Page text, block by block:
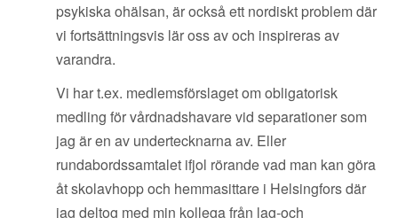
psykiska ohälsan, är också ett nordiskt problem där
vi fortsättningsvis lär oss av och inspireras av
varandra.
Vi har t.ex. medlemsförslaget om obligatorisk
medling för vårdnadshavare vid separationer som
jag är en av undertecknarna av. Eller
rundabordssamtalet ifjol rörande vad man kan göra
åt skolavhopp och hemmasittare i Helsingfors där
jag deltog med min kollega från lag-och